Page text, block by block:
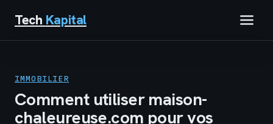
Tech Kapital
IMMOBILIER
Comment utiliser maison-
chaleureuse.com pour vos